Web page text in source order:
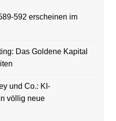
592 erscheinen im
Das Goldene Kapital
und Co.: KI-
völlig neue